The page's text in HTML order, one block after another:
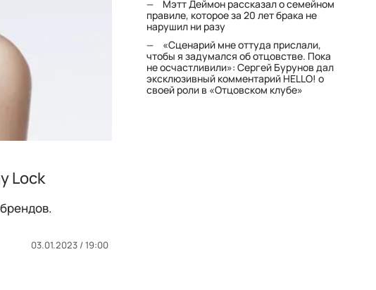
Lock
03.01.2023 / 19:00
Мэтт Деймон рассказал о семейном
правиле, которое за 20 лет брака не
нарушил ни разу
«Сценарий мне оттуда прислали,
чтобы я задумался об отцовстве. Пока
не осчастливили»: Сергей Бурунов дал
эксклюзивный комментарий HELLO! о
своей роли в «Отцовском клубе»